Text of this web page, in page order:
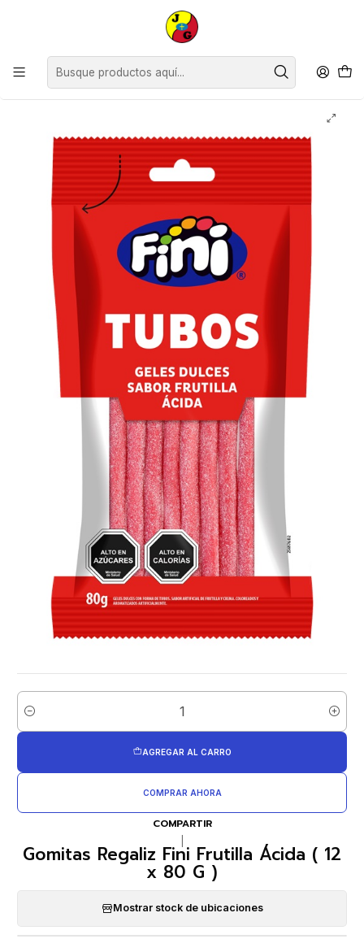
Disponible sólo Retiro en Tienda Osorno.
Supermercado
Gomitas Regaliz Fini Frutilla Ácida ( 12 x 80 G )
Cantidad
AGREGAR AL CARRO
COMPRAR AHORA
COMPARTIR
Gomitas Regaliz Fini Frutilla Ácida ( 12
x 80 G )
Mostrar stock de ubicaciones